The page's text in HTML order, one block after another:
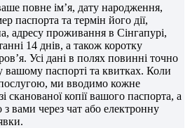
повне ім’я, дату народження,
паспорта та термін його дії,
адресу проживання в Сінгапурі,
14 днів, а також коротку
Усі дані в полях повинні точно
вашому паспорті та квитках. Коли
ми вводимо кожне
сканованої копії вашого паспорта, а
вами через чат або електронну